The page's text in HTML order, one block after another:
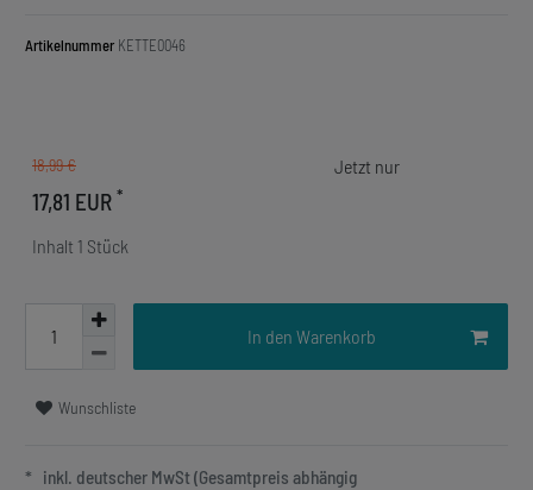
Artikelnummer KETTE0046
18,99 €
17,81 EUR *
Inhalt 1 Stück
In den Warenkorb
Wunschliste
* inkl. deutscher MwSt (Gesamtpreis abhängig